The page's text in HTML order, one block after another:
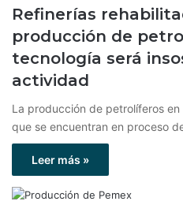
Refinerías
producción de
tecnología será
actividad
La producción de petrolíferos
que se encuentran en proceso
Leer más »